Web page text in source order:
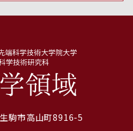
駒市高山町8916-5